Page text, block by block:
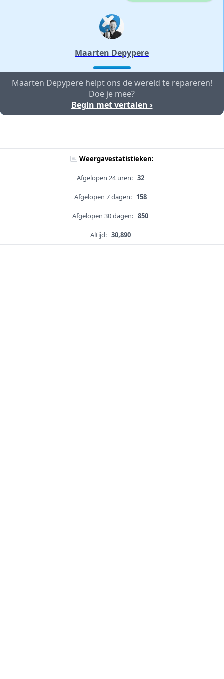
Maarten Depypere
Maarten Depypere helpt ons de wereld te repareren!
Doe je mee?
Begin met vertalen ›
Weergavestatistieken:
Afgelopen 24 uren: 32
Afgelopen 7 dagen: 158
Afgelopen 30 dagen: 850
Altijd: 30,890